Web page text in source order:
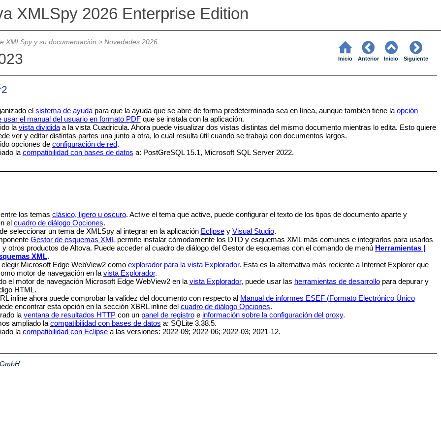
XMLSpy 2026 Enterprise Edition
XMLSpy y su documentación > Novedades 2026
Inicio Anterior Inicio Siguiente
el sistema de ayudapara que la ayuda que se abre de forma predeterminada sea en línea, aunque también tiene la opción
usar el manual del usuario en formato PDFque se instala con la aplicación.
la vista divididaa la vista Cuadrícula. Ahora puede visualizar dos vistas distintas del mismo documento mientras lo edita. Esto quiere
ver y editar distintas partes una junto a otra, lo cual resulta útil cuando se trabaja con documentos largos.
opciones de configuración de red.
la compatibilidad con bases de datos a: PostGreSQL 15.1, Microsoft SQL Server 2022.
los temas clásico, ligero u oscuro. Active el tema que active, puede configurar el texto de los tipos de documento aparte y
el cuadro de diálogo Opciones.
seleccionar un tema de XMLSpy al integrar en la aplicación Eclipsey Visual Studio.
Gestor de esquemas XMLpermite instalar cómodamente los DTD y esquemas XML más comunes e integrarlos para usarlos
otros productos de Altova. Puede acceder al cuadro de diálogo del Gestor de esquemas con el comando de menú Herramientas |
XML.
Microsoft Edge WebView2 como explorador para la vista Explorador. Esta es la alternativa más reciente a Internet Explorer que
motor de navegación en la vista Explorador.
el motor de navegación Microsoft Edge WebView2 en la vista Explorador, puede usar las herramientas de desarrollopara depurar y
HTML.
inline ahora puede comprobar la validez del documento con respecto al Manual de informes ESEF (Formato Electrónico Único
encontrar esta opción en la sección XBRL inline del cuadro de diálogo Opciones.
la ventana de resultados HTTPcon un panel de registroe información sobre la configuración del proxy.
ampliado la compatibilidad con bases de datos a: SQLite 3.38.5.
la compatibilidad con Eclipsea las versiones: 2022-09; 2022-06; 2022-03; 2021-12.